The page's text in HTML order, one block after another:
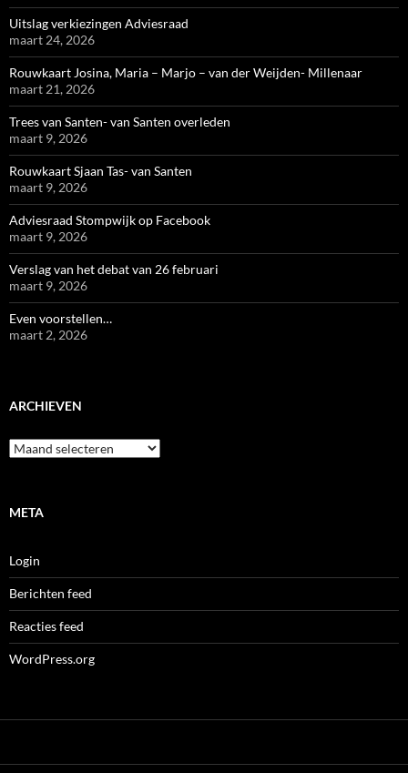
Uitslag verkiezingen Adviesraad
maart 24, 2026
Rouwkaart Josina, Maria – Marjo – van der Weijden- Millenaar
maart 21, 2026
Trees van Santen- van Santen overleden
maart 9, 2026
Rouwkaart Sjaan Tas- van Santen
maart 9, 2026
Adviesraad Stompwijk op Facebook
maart 9, 2026
Verslag van het debat van 26 februari
maart 9, 2026
Even voorstellen…
maart 2, 2026
ARCHIEVEN
Archieven
META
Login
Berichten feed
Reacties feed
WordPress.org